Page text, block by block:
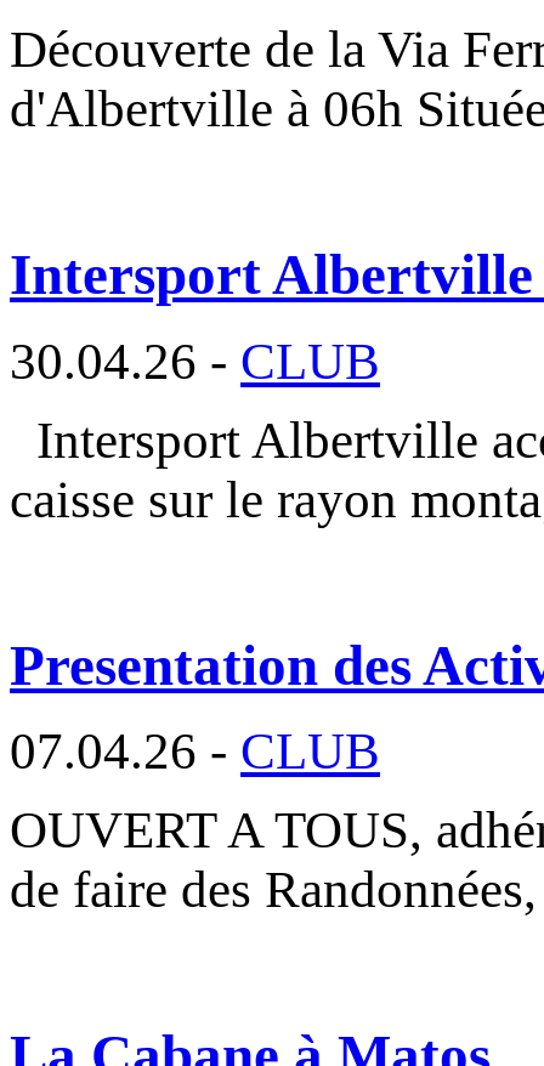
Découverte de la Via
d'Albertville à 06h
Intersport Albertville
30.04.26 - CLUB
Intersport Albertville
caisse sur le rayon
Presentation des
07.04.26 - CLUB
OUVERT A TOUS,
de faire des